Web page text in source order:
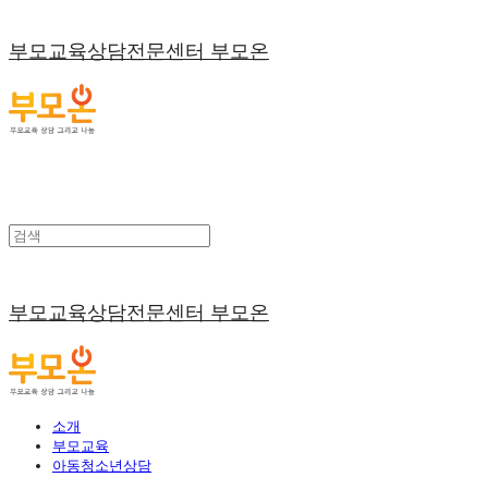
부모교육상담전문센터 부모온
부모교육상담전문센터 부모온
소개
부모교육
아동청소년상담